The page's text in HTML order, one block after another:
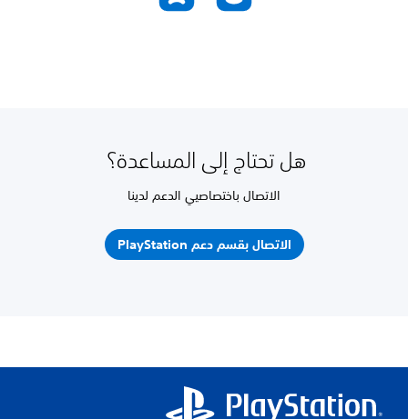
هل تحتاج إلى المساعدة؟
الاتصال باختصاصيي الدعم لدينا
الاتصال بقسم دعم PlayStation